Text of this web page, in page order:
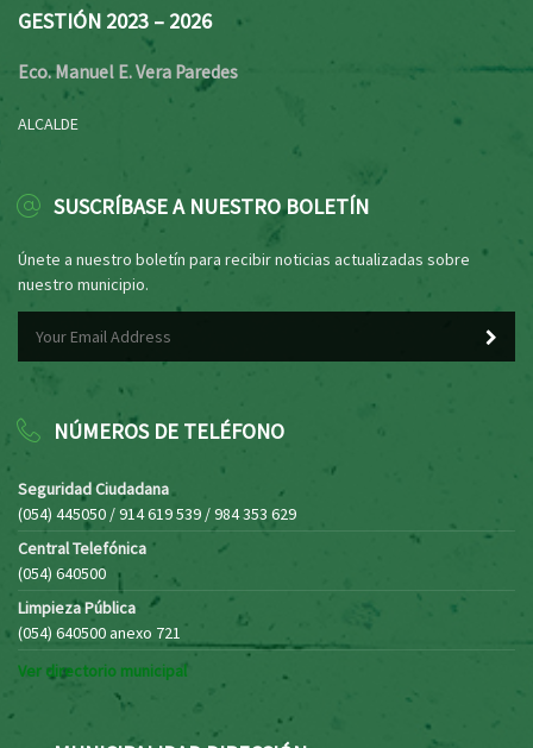
GESTIÓN 2023 – 2026
Eco. Manuel E. Vera Paredes
ALCALDE
SUSCRÍBASE A NUESTRO BOLETÍN
Únete a nuestro boletín para recibir noticias actualizadas sobre
nuestro municipio.
NÚMEROS DE TELÉFONO
Seguridad Ciudadana
(054) 445050 / 914 619 539 / 984 353 629
Central Telefónica
(054) 640500
Limpieza Pública
(054) 640500 anexo 721
Ver directorio municipal